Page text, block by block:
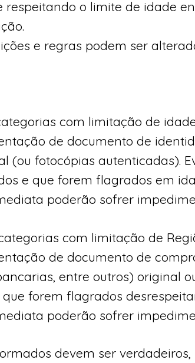
respeitando o limite de idade
e regras podem ser
com limitação de
de documento de
(ou fotocópias autenticadas).
e que forem flagrados em
poderão sofrer
com limitação de
de documento de
entre outros) original
forem flagrados
poderão sofrer
devem ser